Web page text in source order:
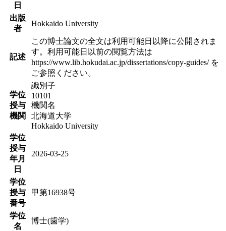
日
出版
者
Hokkaido University
記述
この博士論文の全文は利用可能日以降に公開されま
す。利用可能日以前の閲覧方法は
https://www.lib.hokudai.ac.jp/dissertations/copy-guides/ を
ご参照ください。
学位
授与
機関
識別子
10101
機関名
北海道大学
Hokkaido University
学位
授与
年月
日
2026-03-25
学位
授与
番号
甲第16938号
学位
名
博士(歯学)